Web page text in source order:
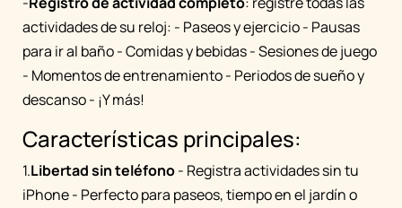
actividades de su reloj: - Paseos y ejercicio - Pausas
para ir al baño - Comidas y bebidas - Sesiones de juego
- Momentos de entrenamiento - Periodos de sueño y
descanso - ¡Y más!
Características principales:
1.Libertad sin teléfono- Registra actividades sin tu
iPhone - Perfecto para paseos, tiempo en el jardín o